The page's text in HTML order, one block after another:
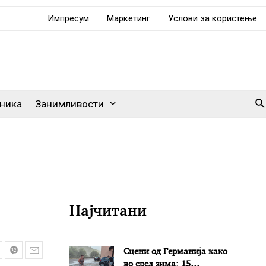
Импресум Маркетинг Услови за користење
Занимливости
Најчитани
Сцени од Германија како
во сред зима: 15